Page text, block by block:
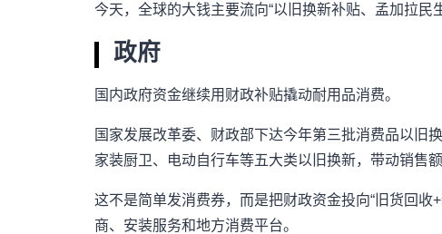
今天，全球的大钱主要流向“以旧换新补贴、孟加拉民
政府
国内政府资金继续用财政补贴撬动耐用品消费。
国家发展改革委、财政部下达今年第三批消费品以旧
家装厨卫、电动自行车等五大类以旧换新，带动销售额
这不是简单发消费券，而是把财政资金投向“旧货回
商、安装服务和地方消费平台。